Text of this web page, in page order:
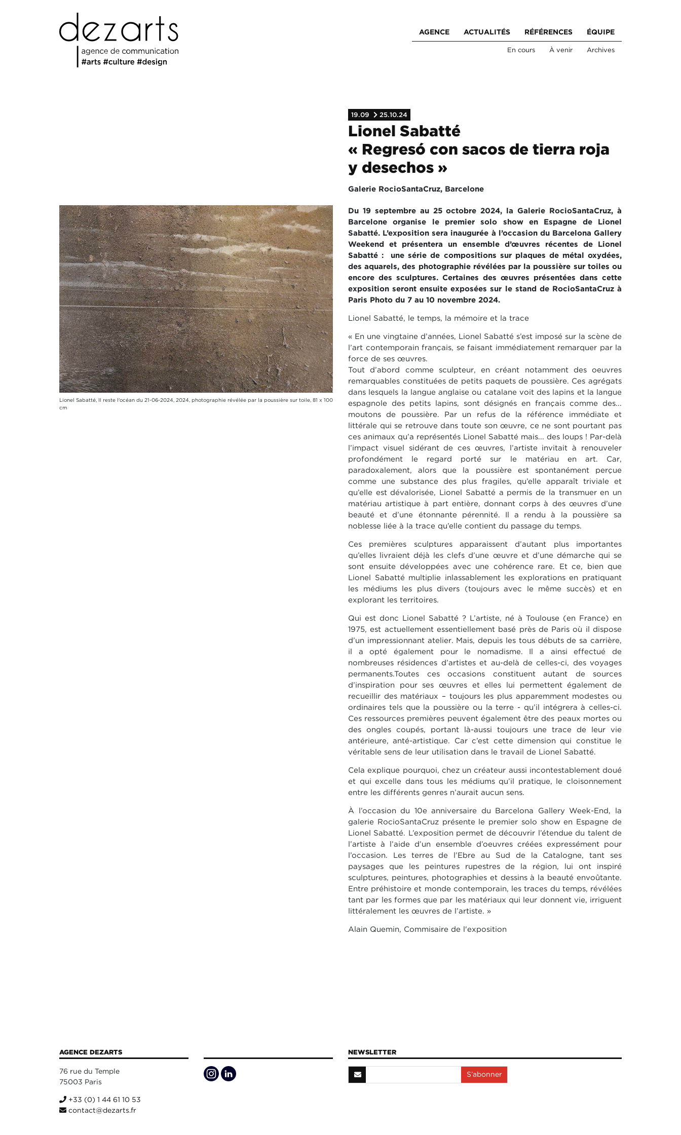
AGENCE ACTUALITÉS RÉFÉRENCES ÉQUIPE
En cours À venir Archives
19.09 25.10.24
Lionel Sabatté
« Regresó con sacos de tierra roja
y desechos »
Galerie RocioSantaCruz, Barcelone
Lionel Sabatté, Il reste l'océan du 21-06-2024, 2024, photographie révélée par la poussière sur toile, 81 x 100
cm
Du 19 septembre au 25 octobre 2024, la Galerie RocioSantaCruz, à
Barcelone organise le premier solo show en Espagne de Lionel
Sabatté. L’exposition sera inaugurée à l’occasion du Barcelona Gallery
Weekend et présentera un ensemble d’œuvres récentes de Lionel
Sabatté : une série de compositions sur plaques de métal oxydées,
des aquarels, des photographie révélées par la poussière sur toiles ou
encore des sculptures. Certaines des œuvres présentées dans cette
exposition seront ensuite exposées sur le stand de RocioSantaCruz à
Paris Photo du 7 au 10 novembre 2024.
Lionel Sabatté, le temps, la mémoire et la trace
« En une vingtaine d’années, Lionel Sabatté s’est imposé sur la scène de
l’art contemporain français, se faisant immédiatement remarquer par la
force de ses œuvres.
Tout d’abord comme sculpteur, en créant notamment des oeuvres
remarquables constituées de petits paquets de poussière. Ces agrégats
dans lesquels la langue anglaise ou catalane voit des lapins et la langue
espagnole des petits lapins, sont désignés en français comme des...
moutons de poussière. Par un refus de la référence immédiate et
littérale qui se retrouve dans toute son œuvre, ce ne sont pourtant pas
ces animaux qu’a représentés Lionel Sabatté mais... des loups ! Par-delà
l’impact visuel sidérant de ces œuvres, l’artiste invitait à renouveler
profondément le regard porté sur le matériau en art. Car,
paradoxalement, alors que la poussière est spontanément perçue
comme une substance des plus fragiles, qu’elle apparaît triviale et
qu’elle est dévalorisée, Lionel Sabatté a permis de la transmuer en un
matériau artistique à part entière, donnant corps à des œuvres d’une
beauté et d’une étonnante pérennité. Il a rendu à la poussière sa
noblesse liée à la trace qu’elle contient du passage du temps.
Ces premières sculptures apparaissent d’autant plus importantes
qu’elles livraient déjà les clefs d’une œuvre et d’une démarche qui se
sont ensuite développées avec une cohérence rare. Et ce, bien que
Lionel Sabatté multiplie inlassablement les explorations en pratiquant
les médiums les plus divers (toujours avec le même succès) et en
explorant les territoires.
Qui est donc Lionel Sabatté ? L’artiste, né à Toulouse (en France) en
1975, est actuellement essentiellement basé près de Paris où il dispose
d’un impressionnant atelier. Mais, depuis les tous débuts de sa carrière,
il a opté également pour le nomadisme. Il a ainsi effectué de
nombreuses résidences d’artistes et au-delà de celles-ci, des voyages
permanents.Toutes ces occasions constituent autant de sources
d’inspiration pour ses œuvres et elles lui permettent également de
recueillir des matériaux – toujours les plus apparemment modestes ou
ordinaires tels que la poussière ou la terre - qu’il intégrera à celles-ci.
Ces ressources premières peuvent également être des peaux mortes ou
des ongles coupés, portant là-aussi toujours une trace de leur vie
antérieure, anté-artistique. Car c’est cette dimension qui constitue le
véritable sens de leur utilisation dans le travail de Lionel Sabatté.
Cela explique pourquoi, chez un créateur aussi incontestablement doué
et qui excelle dans tous les médiums qu’il pratique, le cloisonnement
entre les différents genres n’aurait aucun sens.
À l’occasion du 10e anniversaire du Barcelona Gallery Week-End, la
galerie RocioSantaCruz présente le premier solo show en Espagne de
Lionel Sabatté. L’exposition permet de découvrir l’étendue du talent de
l’artiste à l’aide d’un ensemble d’oeuvres créées expressément pour
l’occasion. Les terres de l’Ebre au Sud de la Catalogne, tant ses
paysages que les peintures rupestres de la région, lui ont inspiré
sculptures, peintures, photographies et dessins à la beauté envoûtante.
Entre préhistoire et monde contemporain, les traces du temps, révélées
tant par les formes que par les matériaux qui leur donnent vie, irriguent
littéralement les œuvres de l’artiste. »
Alain Quemin, Commisaire de l'exposition
AGENCE DEZARTS
76 rue du Temple
75003 Paris
+33 (0) 1 44 61 10 53
contact@dezarts.fr
NEWSLETTER
S’abonner